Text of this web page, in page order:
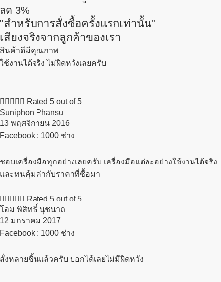
ลด 3%
"สำหรับการสั่งซื้อครั้งแรกเท่านั้น"
เสียงจริงจากลูกค้าของเรา
สินค้าดีมีคุณภาพ
ใช้งานได้จริง ไม่ผิดหวังเลยครับ
     Rated 5 out of 5
Suniphon Phansu
13 พฤศจิกายน 2016​
Facebook : 1000 ช่าง
ชอบเครื่องมือทุกอย่างเลยครับ เครื่องมือแต่ละอย่างใช้งานได้จริง
และทนคุ้มค่ากับราคาที่ซื้อมา
     Rated 5 out of 5
โอม พิสิทธิ์ นุชนาถ
12 มกราคม 2017​
Facebook : 1000 ช่าง
สั่งหลายชิ้นแล้วครับ บอกได้เลยไม่มีผิดหวัง